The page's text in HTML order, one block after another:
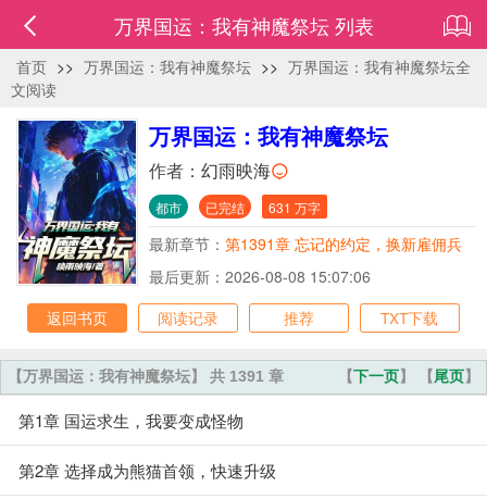
万界国运：我有神魔祭坛 列表
首页 >> 万界国运：我有神魔祭坛 >> 万界国运：我有神魔祭坛全
文阅读
万界国运：我有神魔祭坛
作者： 幻雨映海
都市 已完结 631 万字
最新章节： 第1391章 忘记的约定，换新雇佣兵
任务
最后更新：2026-08-08 15:07:06
返回书页
阅读记录 推荐 TXT下载
【下一页】 【尾页】
【万界国运：我有神魔祭坛】 共 1391 章
第1章 国运求生，我要变成怪物
第2章 选择成为熊猫首领，快速升级